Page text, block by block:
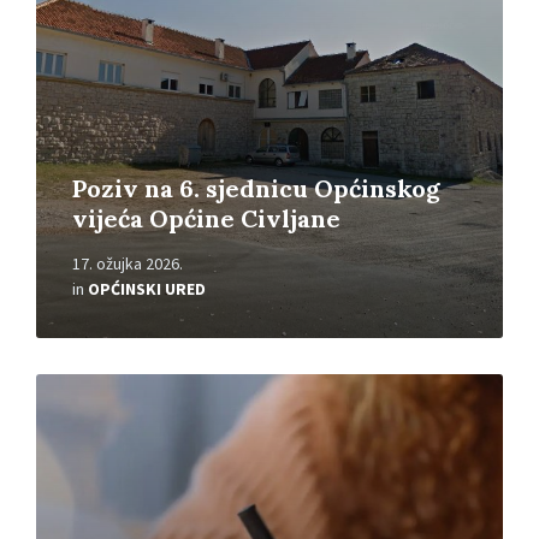
Poziv na 6. sjednicu Općinskog
vijeća Općine Civljane
17. ožujka 2026.
in OPĆINSKI URED
Read